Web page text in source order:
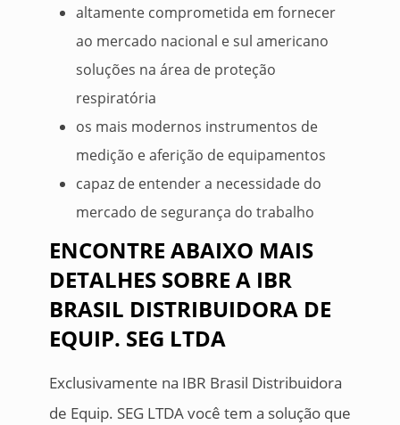
altamente comprometida em fornecer
ao mercado nacional e sul americano
soluções na área de proteção
respiratória
os mais modernos instrumentos de
medição e aferição de equipamentos
capaz de entender a necessidade do
mercado de segurança do trabalho
ENCONTRE ABAIXO MAIS
DETALHES SOBRE A IBR
BRASIL DISTRIBUIDORA DE
EQUIP. SEG LTDA
Exclusivamente na IBR Brasil Distribuidora
de Equip. SEG LTDA você tem a solução que